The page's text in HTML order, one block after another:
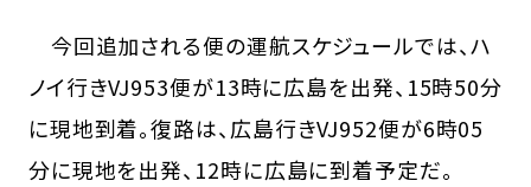
今回追加される便の運航スケジュールでは、ハ
ノイ行きVJ953便が13時に広島を出発、15時50分
に現地到着。復路は、広島行きVJ952便が6時05
分に現地を出発、12時に広島に到着予定だ。